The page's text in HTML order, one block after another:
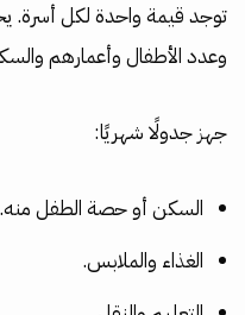
توجد قيمة واحدة لكل أسرة.
وعدد الأطفال وأعمارهم
جهز جدولًا شهريًا:
السكن أو حصة الطفل منه.
الغذاء والملابس.